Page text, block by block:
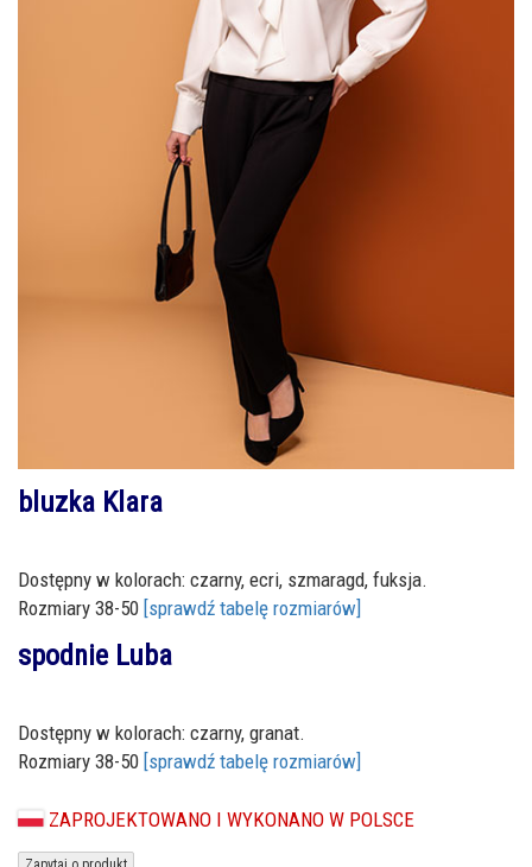
bluzka Klara
Dostępny w kolorach: czarny, ecri, szmaragd, fuksja.
Rozmiary 38-50 [sprawdź tabelę rozmiarów]
spodnie Luba
Dostępny w kolorach: czarny, granat.
Rozmiary 38-50 [sprawdź tabelę rozmiarów]
ZAPROJEKTOWANO I WYKONANO W POLSCE